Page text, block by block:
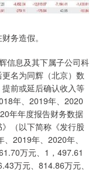
务造假。
息及其下属子公司科
名为同辉（北京）数
前或延后确认收入等
年、2019年、2020
年年度报告财务数据
（以下简称《发行股
2019年、2020年、
万元、1，497.61
万元、814.86万元、